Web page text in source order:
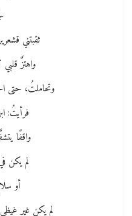
ثقبتني
واهتزَّ
وتحاملتُ، حتى
فرأيتُ:
واقفًا
لم يكن
أو
لم يكن غير